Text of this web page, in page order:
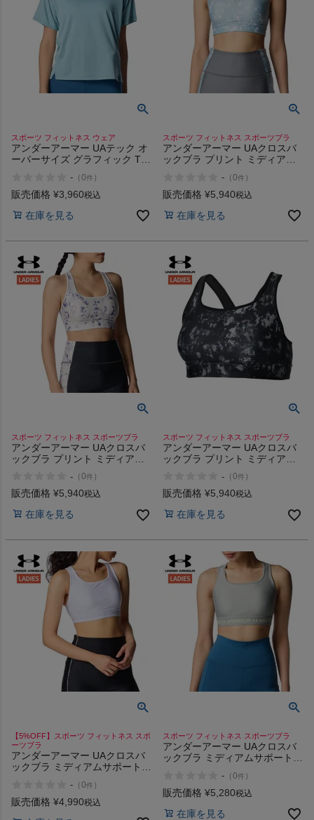
スポーツ フィットネス ウェア
アンダーアーマー UAテック オ
ーバーサイズ グラフィック Tシ
Tech Oversized Graphic T-Shirt
- （0件 ）
販売価格 ¥3,960税込
在庫を見る
スポーツ フィットネス スポーツブラ
アンダーアーマー UAクロスバ
ックブラ プリント ミディアム
Cross Back Bra Print Medium
Support
- （0件 ）
販売価格 ¥5,940税込
在庫を見る
スポーツ フィットネス スポーツブラ
アンダーアーマー UAクロスバ
ックブラ プリント ミディアム
Cross Back Bra Print Medium
Support
- （0件 ）
販売価格 ¥5,940税込
在庫を見る
スポーツ フィットネス スポーツブラ
アンダーアーマー UAクロスバ
ックブラ プリント ミディアム
Cross Back Bra Print Medium
Support
- （0件 ）
販売価格 ¥5,940税込
在庫を見る
【5%OFF】スポーツ フィットネス スポ
ーツブラ
アンダーアーマー UAクロスバ
ックブラ ミディアムサポート
Back Bra Medium Support
- （0件 ）
販売価格 ¥4,990税込
スポーツ フィットネス スポーツブラ
アンダーアーマー UAクロスバ
ックブラ ミディアムサポート
Back Bra Medium Support
- （0件 ）
販売価格 ¥5,280税込
在庫を見る